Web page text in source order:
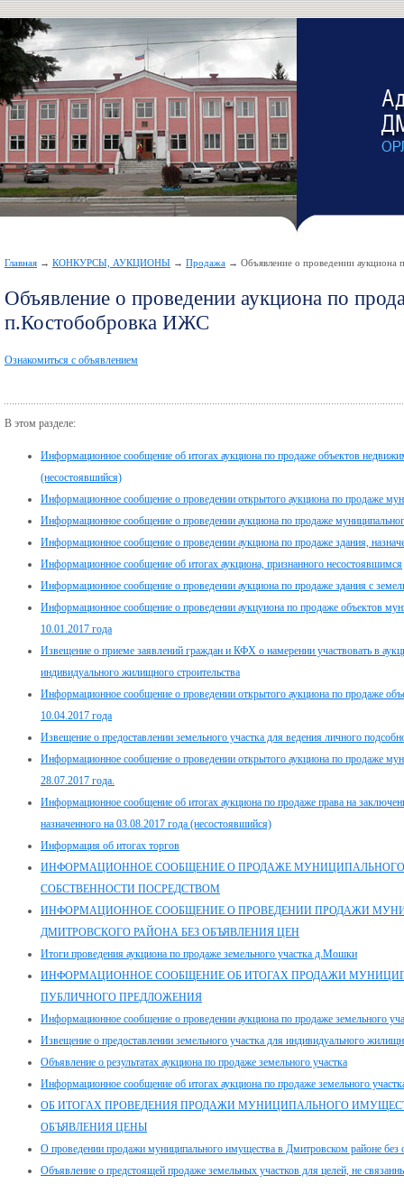
Главная → КОНКУРСЫ, АУКЦИОНЫ → Продажа → Объявление о проведении аукциона
Объявление о проведении аукциона по
п.Костобобровка ИЖС
Ознакомиться с объявлением
В этом разделе:
Информационное сообщение об итогах аукциона по продаже объектов
(несостоявшийся)
Информационное сообщение о проведении открытого аукциона по продаже
Информационное сообщение о проведении аукциона по продаже
Информационное сообщение о проведении аукциона по продаже здания,
Информационное сообщение об итогах аукциона, признанного несостоявшимся
Информационное сообщение о проведении аукциона по продаже здания с
Информационное сообщение о проведении аукцуиона по продаже объектов
10.01.2017 года
Извещение о приеме заявлений граждан и КФХ о намерении участвовать в
индивидуального жилищного строительства
Информационное сообщение о проведении открытого аукциона по продаже
10.04.2017 года
Извещение о предоставлении земельного участка для ведения личного
Информационное сообщение о проведении открытого аукциона по продаже
28.07.2017 года.
Информационное сообщение об итогах аукциона по продаже права на
назначенного на 03.08.2017 года (несостоявшийся)
Информация об итогах торгов
ИНФОРМАЦИОННОЕ СООБЩЕНИЕ О ПРОДАЖЕ
СОБСТВЕННОСТИ ПОСРЕДСТВОМ
ИНФОРМАЦИОННОЕ СООБЩЕНИЕ О ПРОВЕДЕНИИ ПРОДАЖИ
ДМИТРОВСКОГО РАЙОНА БЕЗ ОБЪЯВЛЕНИЯ ЦЕН
Итоги проведения аукциона по продаже земельного участка д.Мошки
ИНФОРМАЦИОННОЕ СООБЩЕНИЕ ОБ ИТОГАХ ПРОДАЖИ
ПУБЛИЧНОГО ПРЕДЛОЖЕНИЯ
Информационное сообщение о проведении аукциона по продаже земельного
Извещение о предоставлении земельного участка для индивидуального
Объявление о результатах аукциона по продаже земельного участка
Информационное сообщение об итогах аукциона по продаже земельного
ОБ ИТОГАХ ПРОВЕДЕНИЯ ПРОДАЖИ МУНИЦИПАЛЬНОГО
ОБЪЯВЛЕНИЯ ЦЕНЫ
О проведении продажи муниципального имущества в Дмитровском районе без
Объявление о предстоящей продаже земельных участков для целей, не